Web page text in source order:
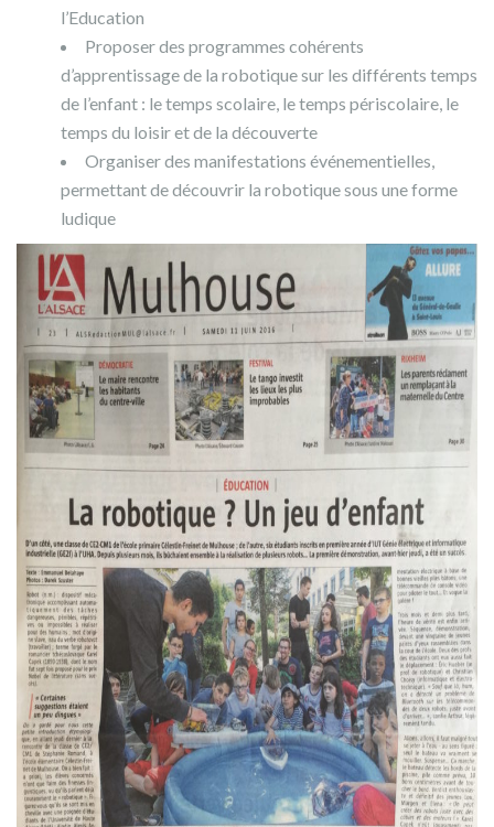
l’Education
Proposer des programmes cohérents
d’apprentissage de la robotique sur les différents temps
de l’enfant : le temps scolaire, le temps périscolaire, le
temps du loisir et de la découverte
Organiser des manifestations événementielles,
permettant de découvrir la robotique sous une forme
ludique